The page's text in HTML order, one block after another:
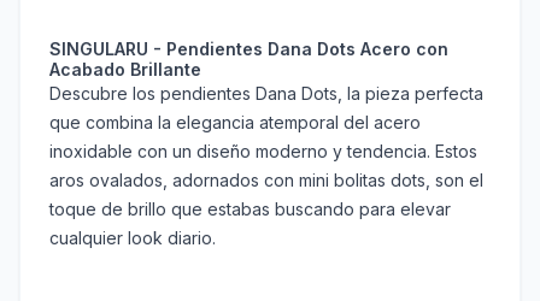
SINGULARU - Pendientes Dana Dots Acero con
Acabado Brillante
Descubre los pendientes Dana Dots, la pieza perfecta
que combina la elegancia atemporal del acero
inoxidable con un diseño moderno y tendencia. Estos
aros ovalados, adornados con mini bolitas dots, son el
toque de brillo que estabas buscando para elevar
cualquier look diario.